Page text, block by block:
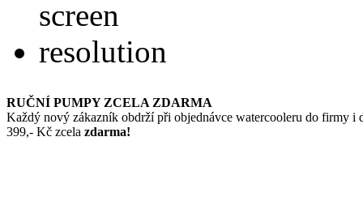
RUČNÍ PUMPY ZCELA ZDARMA
Každý nový zákazník obdrží při objednávce watercooleru do firmy i
399,- Kč zcela zdarma!